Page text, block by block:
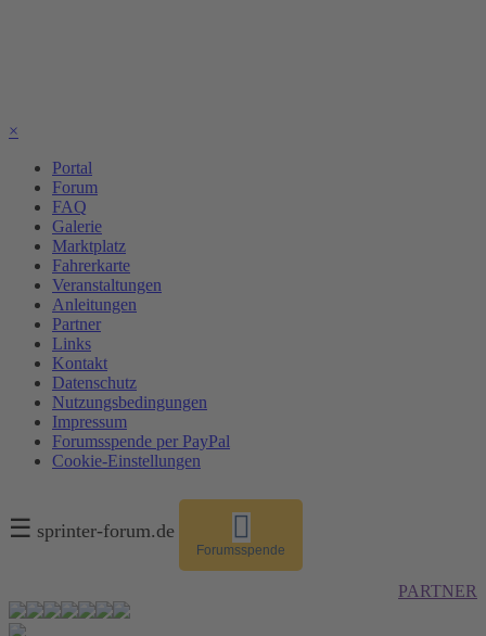
×
Portal
Forum
FAQ
Galerie
Marktplatz
Fahrerkarte
Veranstaltungen
Anleitungen
Partner
Links
Kontakt
Datenschutz
Nutzungsbedingungen
Impressum
Forumsspende per PayPal
Cookie-Einstellungen
☰ sprinter-forum.de
Forumsspende
PARTNER